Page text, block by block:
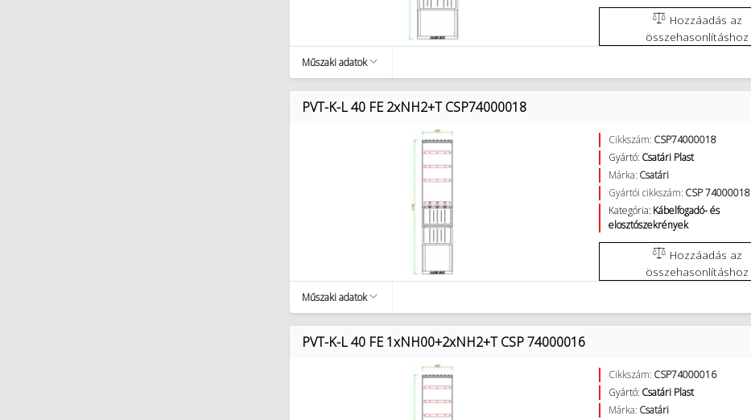
összehasonlításhoz
Műszaki adatok
PVT-K-L 40 FE 2xNH2+T CSP74000018
Cikkszám: CSP74000018
Gyártó: Csatári Plast
Márka: Csatári
Gyártói cikkszám: CSP 74000018
Kategória: Kábelfogadó- és
elosztószekrények
összehasonlításhoz
Műszaki adatok
PVT-K-L 40 FE 1xNH00+2xNH2+T CSP 74000016
Cikkszám: CSP74000016
Gyártó: Csatári Plast
Márka: Csatári